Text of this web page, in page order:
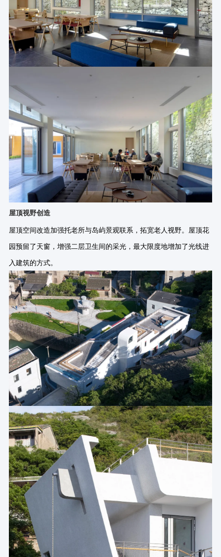
屋顶视野创造
屋顶空间改造加强托老所与岛屿景观联系，拓宽老人视野。屋顶花
园预留了天窗，增强二层卫生间的采光，最大限度地增加了光线进
入建筑的方式。